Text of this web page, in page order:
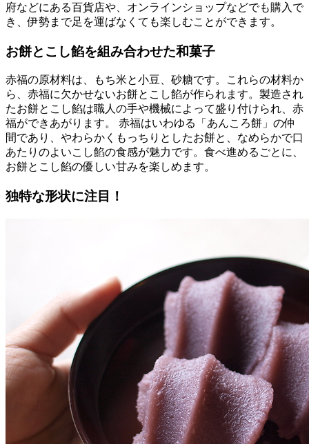
府などにある百貨店や、オンラインショップなどでも購入で
き、伊勢まで足を運ばなくても楽しむことができます。
お餅とこし餡を組み合わせた和菓子
赤福の原材料は、もち米と小豆、砂糖です。これらの材料か
ら、赤福に欠かせないお餅とこし餡が作られます。製造され
たお餅とこし餡は職人の手や機械によって盛り付けられ、赤
福ができあがります。 赤福はいわゆる「あんころ餅」の仲
間であり、やわらかくもっちりとしたお餅と、なめらかで口
あたりのよいこし餡の食感が魅力です。食べ進めるごとに、
お餅とこし餡の優しい甘みを楽しめます。
独特な形状に注目！